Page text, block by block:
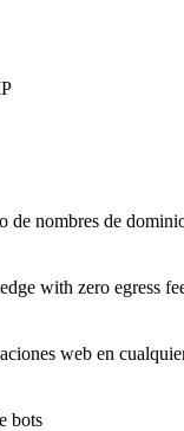
de nombres de
with zero egress
web en
bots